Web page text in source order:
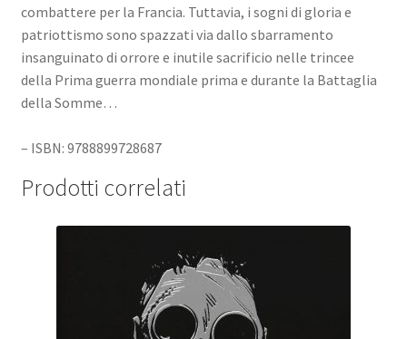
combattere per la Francia. Tuttavia, i sogni di gloria e
patriottismo sono spazzati via dallo sbarramento
insanguinato di orrore e inutile sacrificio nelle trincee
della Prima guerra mondiale prima e durante la Battaglia
della Somme…
– ISBN: 9788899728687
Prodotti correlati